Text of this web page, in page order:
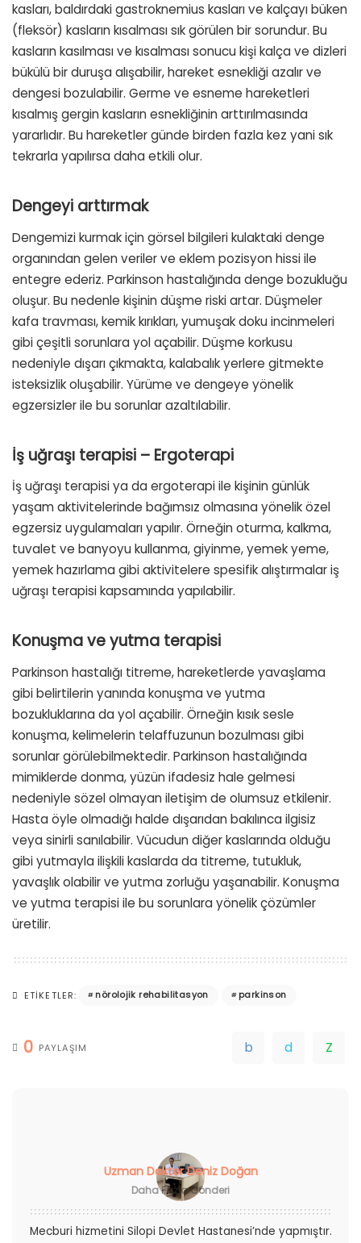
kasları, baldırdaki gastroknemius kasları ve kalçayı büken
(fleksör) kasların kısalması sık görülen bir sorundur. Bu
kasların kasılması ve kısalması sonucu kişi kalça ve dizleri
bükülü bir duruşa alışabilir, hareket esnekliği azalır ve
dengesi bozulabilir. Germe ve esneme hareketleri
kısalmış gergin kasların esnekliğinin arttırılmasında
yararlıdır. Bu hareketler günde birden fazla kez yani sık
tekrarla yapılırsa daha etkili olur.
Dengeyi arttırmak
Dengemizi kurmak için görsel bilgileri kulaktaki denge
organından gelen veriler ve eklem pozisyon hissi ile
entegre ederiz. Parkinson hastalığında denge bozukluğu
oluşur. Bu nedenle kişinin düşme riski artar. Düşmeler
kafa travması, kemik kırıkları, yumuşak doku incinmeleri
gibi çeşitli sorunlara yol açabilir. Düşme korkusu
nedeniyle dışarı çıkmakta, kalabalık yerlere gitmekte
isteksizlik oluşabilir. Yürüme ve dengeye yönelik
egzersizler ile bu sorunlar azaltılabilir.
İş uğraşı terapisi – Ergoterapi
İş uğraşı terapisi ya da ergoterapi ile kişinin günlük
yaşam aktivitelerinde bağımsız olmasına yönelik özel
egzersiz uygulamaları yapılır. Örneğin oturma, kalkma,
tuvalet ve banyoyu kullanma, giyinme, yemek yeme,
yemek hazırlama gibi aktivitelere spesifik alıştırmalar iş
uğraşı terapisi kapsamında yapılabilir.
Konuşma ve yutma terapisi
Parkinson hastalığı titreme, hareketlerde yavaşlama
gibi belirtilerin yanında konuşma ve yutma
bozukluklarına da yol açabilir. Örneğin kısık sesle
konuşma, kelimelerin telaffuzunun bozulması gibi
sorunlar görülebilmektedir. Parkinson hastalığında
mimiklerde donma, yüzün ifadesiz hale gelmesi
nedeniyle sözel olmayan iletişim de olumsuz etkilenir.
Hasta öyle olmadığı halde dışarıdan bakılınca ilgisiz
veya sinirli sanılabilir. Vücudun diğer kaslarında olduğu
gibi yutmayla ilişkili kaslarda da titreme, tutukluk,
yavaşlık olabilir ve yutma zorluğu yaşanabilir. Konuşma
ve yutma terapisi ile bu sorunlara yönelik çözümler
üretilir.
ETIKETLER: nörolojik rehabilitasyon parkinson
0 PAYLAŞIM
Uzman Doktor Deniz Doğan
Daha Fazla Gönderi
Mecburi hizmetini Silopi Devlet Hastanesi’nde yapmıştır.